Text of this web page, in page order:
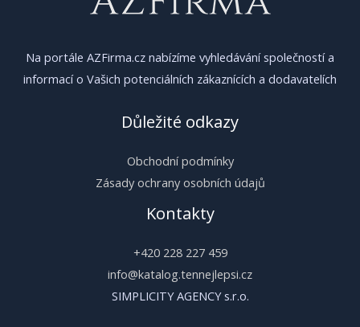
Na portále AZFirma.cz nabízíme vyhledávání společností a
informací o Vašich potenciálních zákaznících a dodavatelích
Důležité odkazy
Obchodní podmínky
Zásady ochrany osobních údajů
Kontakty
+420 228 227 459
info@katalog.tennejlepsi.cz
SIMPLICITY AGENCY s.r.o.